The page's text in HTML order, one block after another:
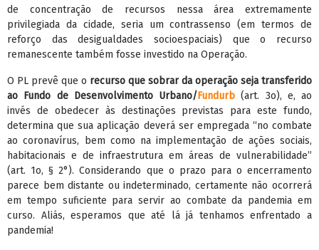
de concentração de recursos nessa área extremamente
privilegiada da cidade, seria um contrassenso (em termos de
reforço das desigualdades socioespaciais) que o recurso
remanescente também fosse investido na Operação.
O PL prevê que o recurso que sobrar da operação seja transferido
ao Fundo de Desenvolvimento Urbano/Fundurb (art. 3o), e, ao
invés de obedecer às destinações previstas para este fundo,
determina que sua aplicação deverá ser empregada “no combate
ao coronavírus, bem como na implementação de ações sociais,
habitacionais e de infraestrutura em áreas de vulnerabilidade”
(art. 1o, § 2°). Considerando que o prazo para o encerramento
parece bem distante ou indeterminado, certamente não ocorrerá
em tempo suficiente para servir ao combate da pandemia em
curso. Aliás, esperamos que até lá já tenhamos enfrentado a
pandemia!